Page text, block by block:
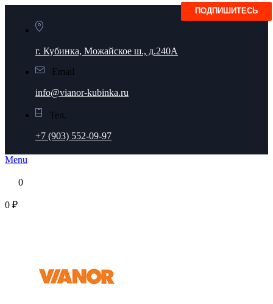
г. Кубинка, Можайское ш., д.240А
Email
info@vianor-kubinka.ru
Тел.
+7 (903) 552-09-97
Menu
0
0 ₽